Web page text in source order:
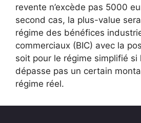
revente n’excède pas 5000
second cas, la plus-value
régime des bénéfices
commerciaux (BIC) avec la
soit pour le régime simplifié si
dépasse pas un certain
régime réel.